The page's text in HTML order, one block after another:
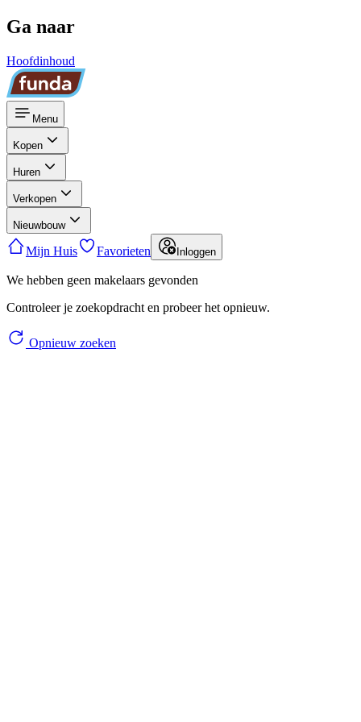
Ga naar
Hoofdinhoud
Menu
Kopen
Huren
Verkopen
Nieuwbouw
Mijn Huis Favorieten Inloggen
We hebben geen makelaars gevonden
Controleer je zoekopdracht en probeer het opnieuw.
Opnieuw zoeken